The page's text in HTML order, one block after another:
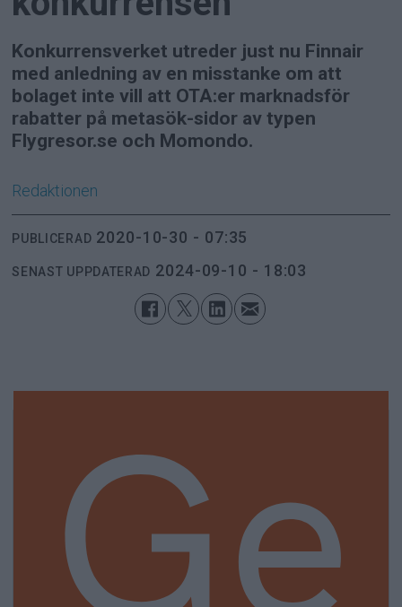
Konkurrensverket utreder just nu Finnair
med anledning av en misstanke om att
bolaget inte vill att OTA:er marknadsför
rabatter på metasök-sidor av typen
Flygresor.se och Momondo.
Redaktionen
PUBLICERAD 2020-10-30 - 07:35
SENAST UPPDATERAD 2024-09-10 - 18:03
Ge